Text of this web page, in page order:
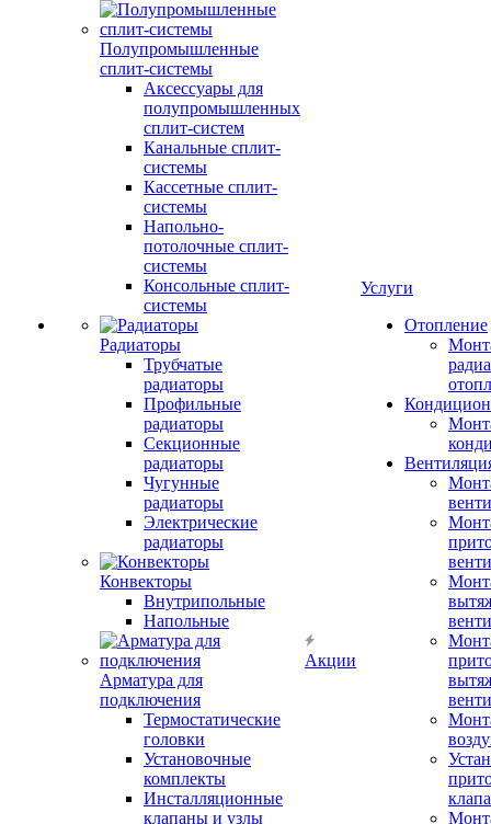
Полупромышленные
сплит-системы
Аксессуары для
полупромышленных
сплит-систем
Канальные сплит-
системы
Кассетные сплит-
системы
Напольно-
потолочные сплит-
системы
Консольные сплит-
системы
Радиаторы
Трубчатые
радиаторы
Профильные
радиаторы
Секционные
радиаторы
Чугунные
радиаторы
Электрические
радиаторы
Конвекторы
Внутрипольные
Напольные
Арматура для
подключения
Термостатические
головки
Установочные
комплекты
Инсталляционные
клапаны и узлы
Акции
Услуги
Отопление